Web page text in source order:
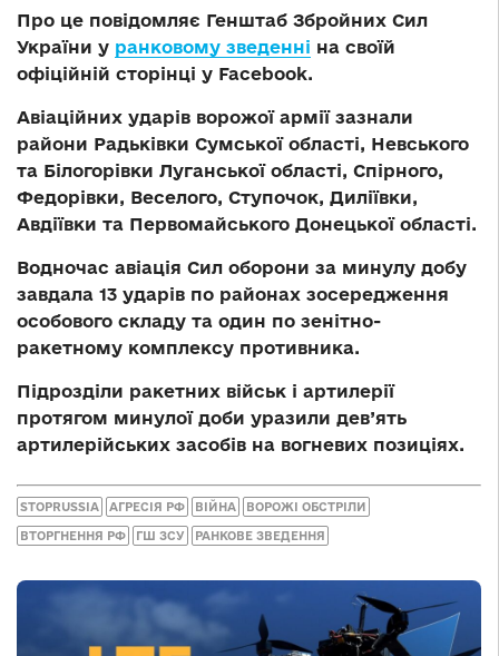
Про це повідомляє Генштаб Збройних Сил
України у ранковому зведенні на своїй
офіційній сторінці у Facebook.
Авіаційних ударів ворожої армії зазнали
райони Радьківки Сумської області, Невського
та Білогорівки Луганської області, Спірного,
Федорівки, Веселого, Ступочок, Диліївки,
Авдіївки та Первомайського Донецької області.
Водночас авіація Сил оборони за минулу добу
завдала 13 ударів по районах зосередження
особового складу та один по зенітно-
ракетному комплексу противника.
Підрозділи ракетних військ і артилерії
протягом минулої доби уразили дев’ять
артилерійських засобів на вогневих позиціях.
STOPRUSSIA АГРЕСІЯ РФ ВІЙНА ВОРОЖІ ОБСТРІЛИ
ВТОРГНЕННЯ РФ ГШ ЗСУ РАНКОВЕ ЗВЕДЕННЯ